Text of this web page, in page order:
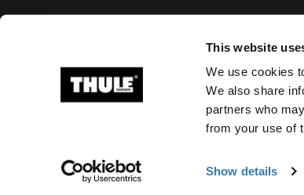
This website
We use cookies
We also share
partners who
from your use of
Show details
Ⓒ 2026 Thule Group Med ensamrätt